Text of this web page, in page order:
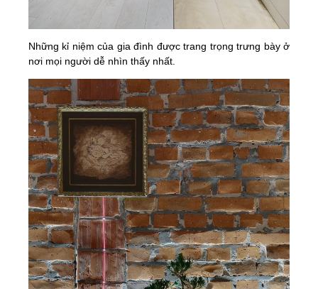
Những kỉ niệm của gia đình được trang trọng trưng bày ở
nơi mọi người dễ nhìn thấy nhất.